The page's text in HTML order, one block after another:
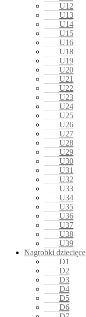
U12
U13
U14
U15
U16
U18
U19
U20
U21
U22
U23
U24
U25
U26
U27
U28
U29
U30
U31
U32
U33
U34
U35
U36
U37
U38
U39
Nagrobki dziecięce
D1
D2
D3
D4
D5
D6